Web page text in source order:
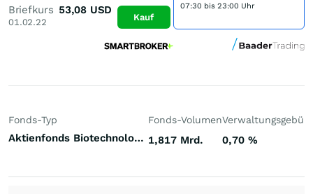
Briefkurs
01.02.22
53,08 USD
Kauf
07:30 bis 23:00 Uhr
Fonds-Typ
Aktienfonds Biotechnologie Welt
Fonds-Volumen
1,817 Mrd. 0,70 %